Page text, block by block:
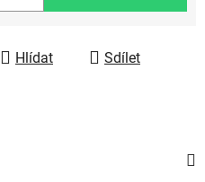
Hlídat Sdílet